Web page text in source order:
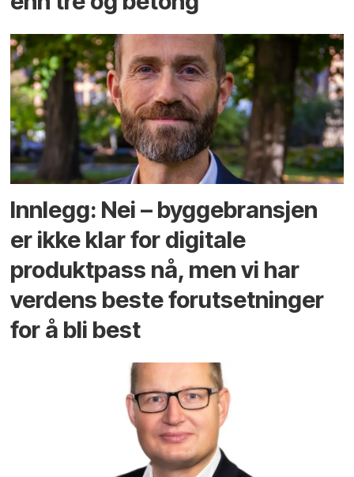
Innlegg: Nei – byggebransjen
er ikke klar for digitale
produktpass nå, men vi har
verdens beste forutsetninger
for å bli best